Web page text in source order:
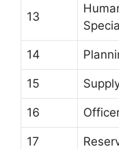
13
14
15
16
17